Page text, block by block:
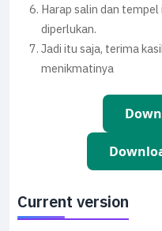
Harap salin dan
diperlukan.
Jadi itu saja, terima
menikmatinya
Current version